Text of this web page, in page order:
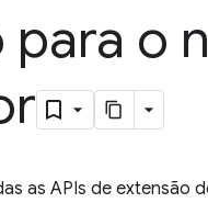
para o
as APIs de extensão